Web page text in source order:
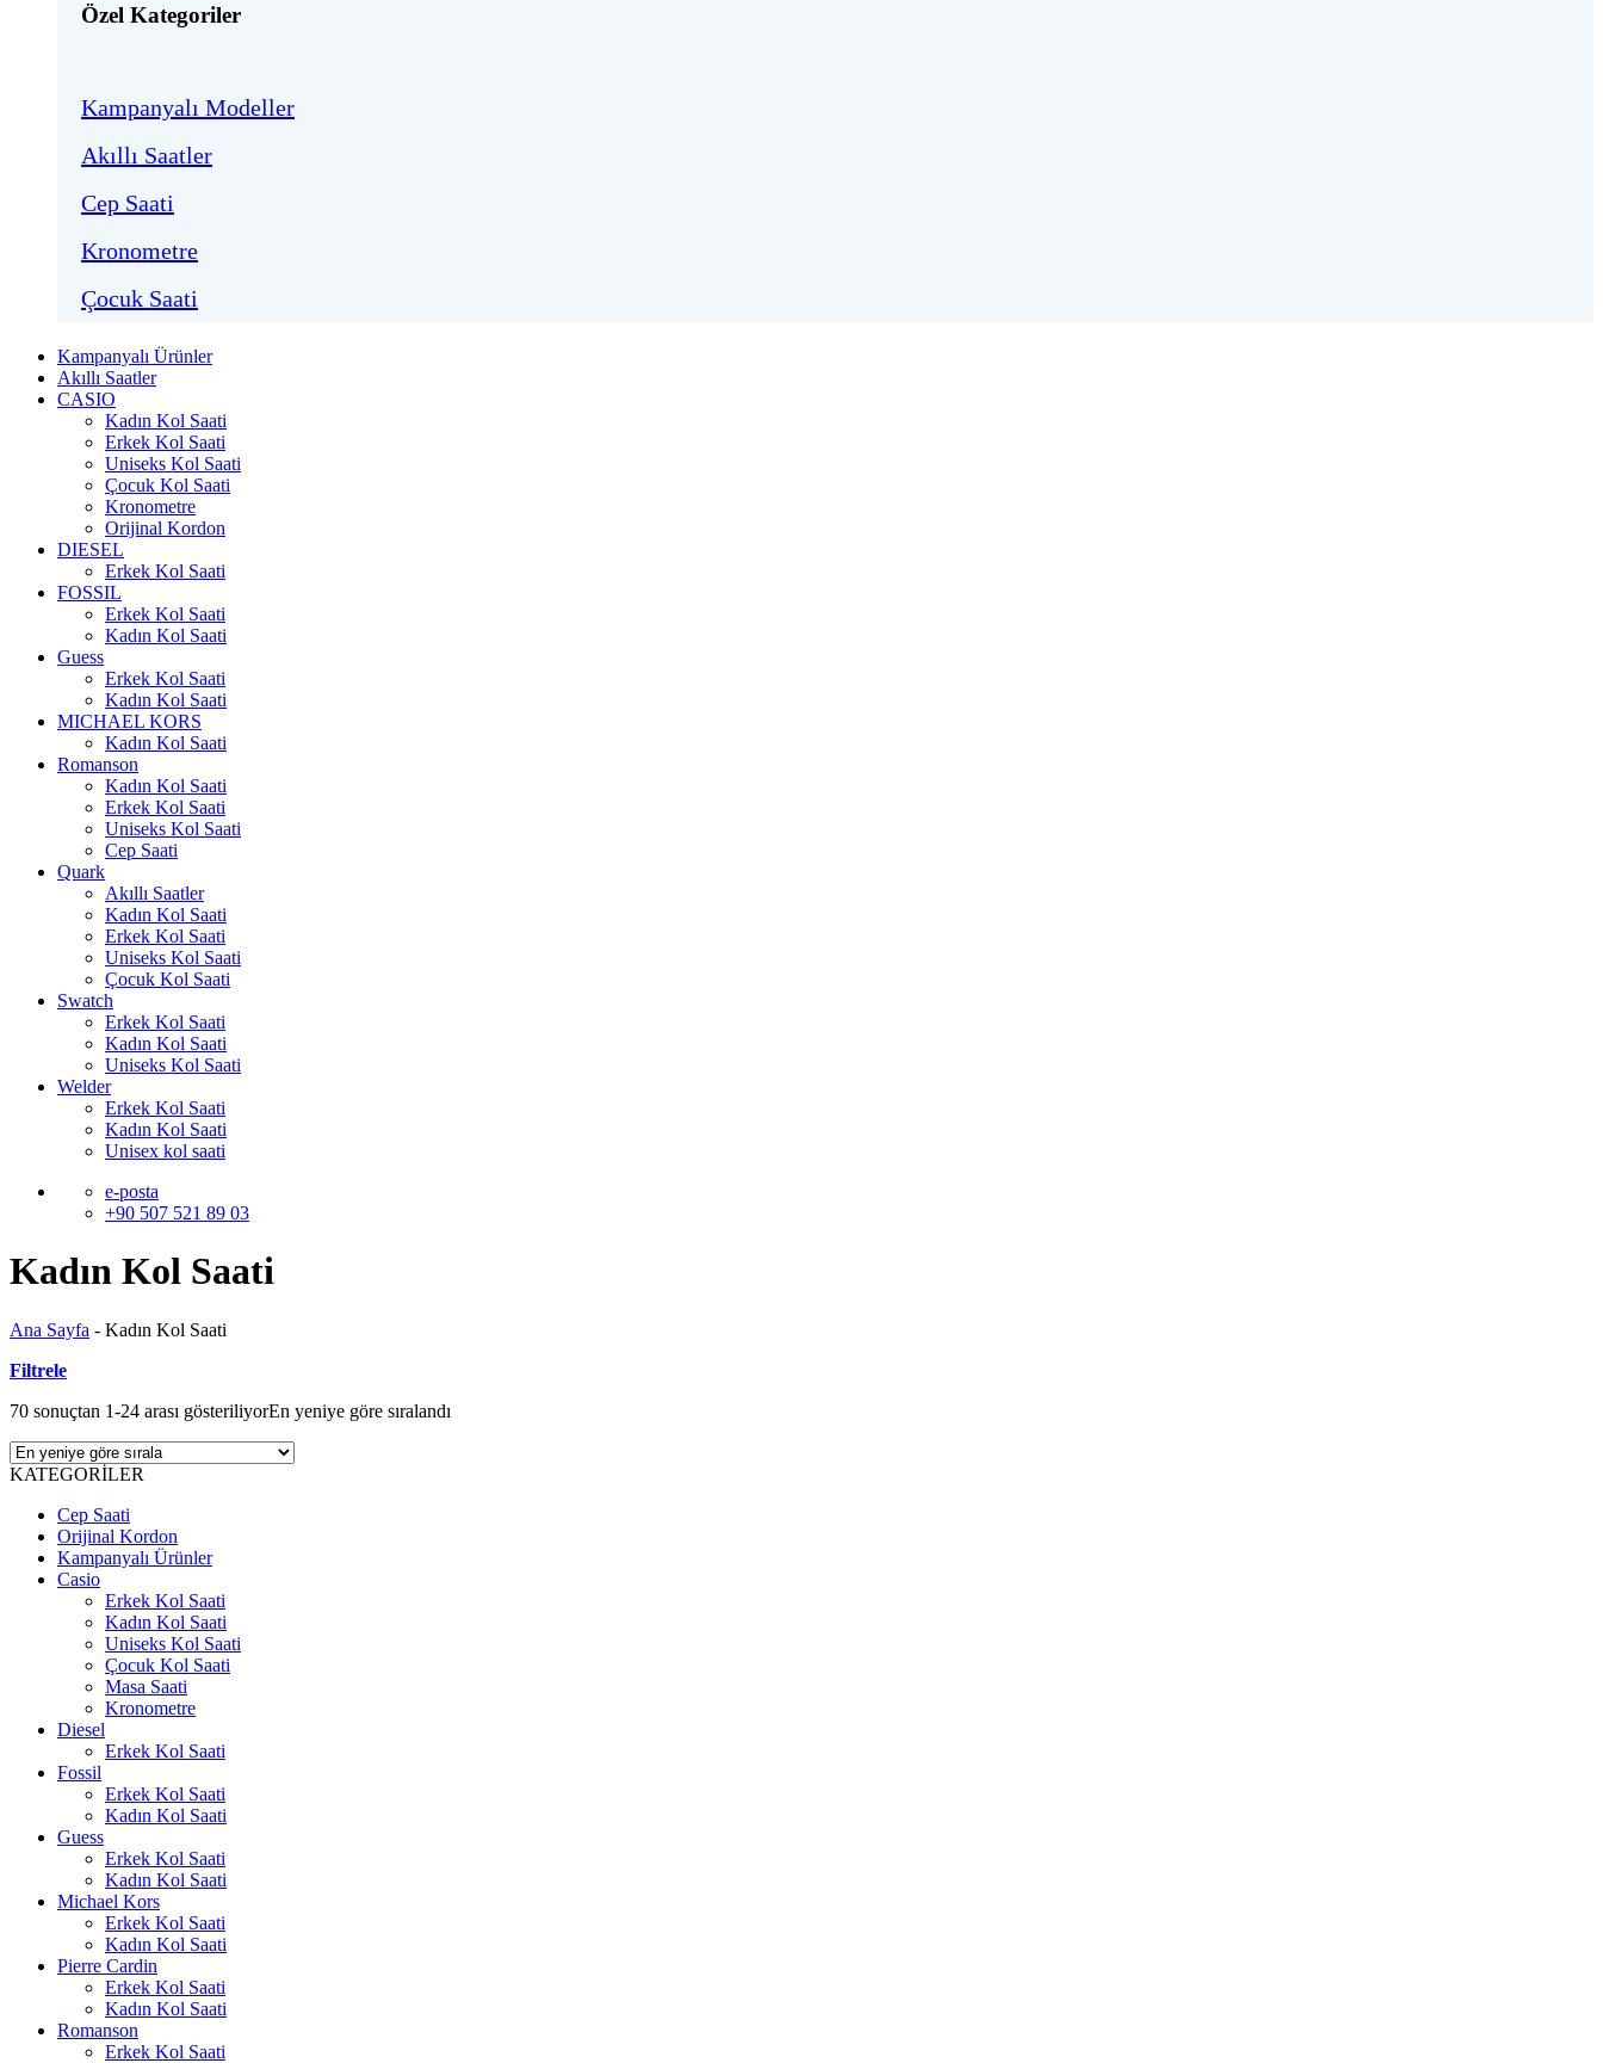
Özel Kategoriler
Kampanyalı Modeller
Akıllı Saatler
Cep Saati
Kronometre
Çocuk Saati
Kampanyalı Ürünler
Akıllı Saatler
CASIO
Kadın Kol Saati
Erkek Kol Saati
Uniseks Kol Saati
Çocuk Kol Saati
Kronometre
Orijinal Kordon
DIESEL
Erkek Kol Saati
FOSSIL
Erkek Kol Saati
Kadın Kol Saati
Guess
Erkek Kol Saati
Kadın Kol Saati
MICHAEL KORS
Kadın Kol Saati
Romanson
Kadın Kol Saati
Erkek Kol Saati
Uniseks Kol Saati
Cep Saati
Quark
Akıllı Saatler
Kadın Kol Saati
Erkek Kol Saati
Uniseks Kol Saati
Çocuk Kol Saati
Swatch
Erkek Kol Saati
Kadın Kol Saati
Uniseks Kol Saati
Welder
Erkek Kol Saati
Kadın Kol Saati
Unisex kol saati
e-posta
+90 507 521 89 03
Kadın Kol Saati
Ana Sayfa - Kadın Kol Saati
Filtrele
70 sonuçtan 1-24 arası gösteriliyorEn yeniye göre sıralandı
KATEGORİLER
Cep Saati
Orijinal Kordon
Kampanyalı Ürünler
Casio
Erkek Kol Saati
Kadın Kol Saati
Uniseks Kol Saati
Çocuk Kol Saati
Masa Saati
Kronometre
Diesel
Erkek Kol Saati
Fossil
Erkek Kol Saati
Kadın Kol Saati
Guess
Erkek Kol Saati
Kadın Kol Saati
Michael Kors
Erkek Kol Saati
Kadın Kol Saati
Pierre Cardin
Erkek Kol Saati
Kadın Kol Saati
Romanson
Erkek Kol Saati